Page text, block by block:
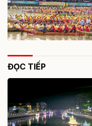
ĐỌC TIẾP